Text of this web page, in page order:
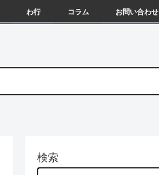
わ行 コラム お問い合わせ
検索